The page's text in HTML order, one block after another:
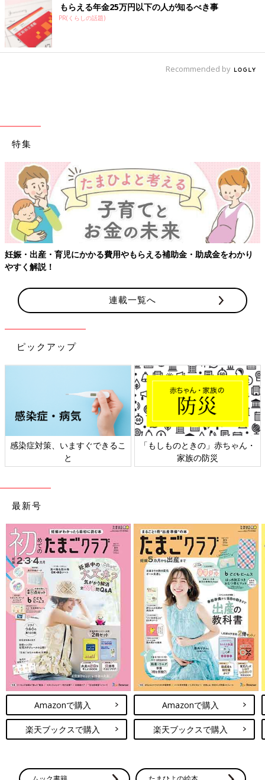
もらえる年金25万円以下の人が知るべき事
PR(くらしの話題)
Recommended by
特集
【ワクチン接種できるものも】妊婦の感染症対策、知っておいて！
連載一覧へ
ピックアップ
日本外来小児科学会リーフレッ
ト検討会
六星占術 細木かおりさんの人生
相談
最新号
Amazonで購入
楽天ブックスで購入
Amazonで購入
楽天ブックスで購入